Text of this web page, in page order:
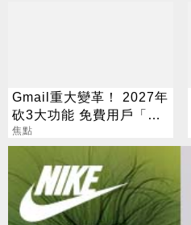
Gmail重大變革！ 2027年
砍3大功能 免費用戶「這
好康」不能用了
焦點